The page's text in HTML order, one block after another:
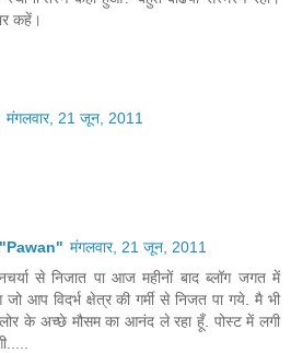
कहें।
मंगलवार, 21 जून, 2011
मंगलवार, 21 जून, 2011
से निजात पा आज महीनों बाद ब्लॉग जगत में
आप विदर्भ क्षेत्र की गर्मी से निजत पा गये. मै भी
के अच्छे मौसम का आनंद ले रहा हूँ. पोस्ट में लगी